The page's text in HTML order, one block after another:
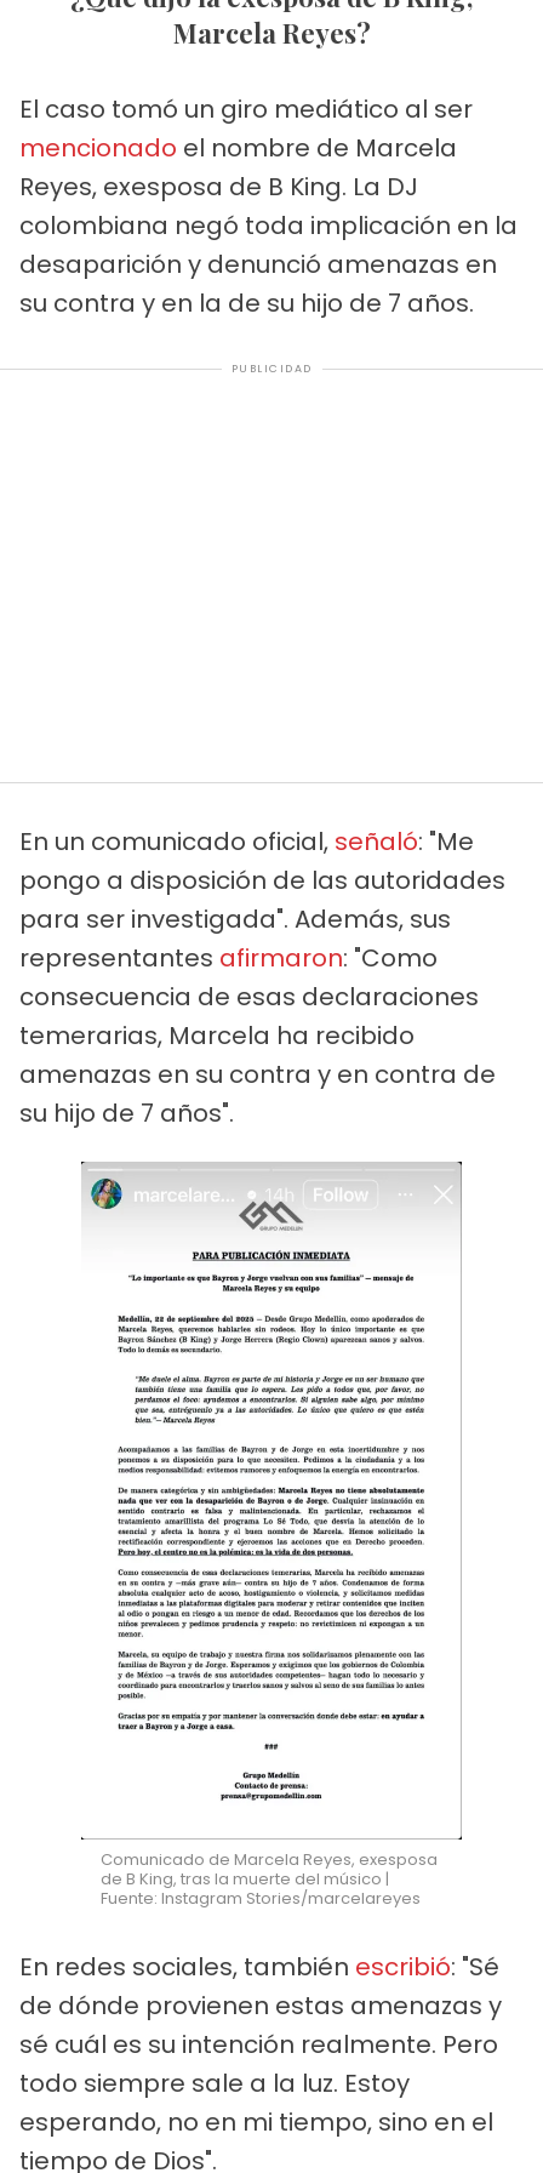
Marcela Reyes?
El caso tomó un giro mediático al ser
mencionado el nombre de Marcela
Reyes, exesposa de B King. La DJ
colombiana negó toda implicación en la
desaparición y denunció amenazas en
su contra y en la de su hijo de 7 años.
PUBLICIDAD
En un comunicado oficial, señaló: "Me
pongo a disposición de las autoridades
para ser investigada". Además, sus
representantes afirmaron: "Como
consecuencia de esas declaraciones
temerarias, Marcela ha recibido
amenazas en su contra y en contra de
su hijo de 7 años".
Comunicado de Marcela Reyes, exesposa
de B King, tras la muerte del músico |
Fuente: Instagram Stories/marcelareyes
En redes sociales, también escribió: "Sé
de dónde provienen estas amenazas y
sé cuál es su intención realmente. Pero
todo siempre sale a la luz. Estoy
esperando, no en mi tiempo, sino en el
tiempo de Dios".